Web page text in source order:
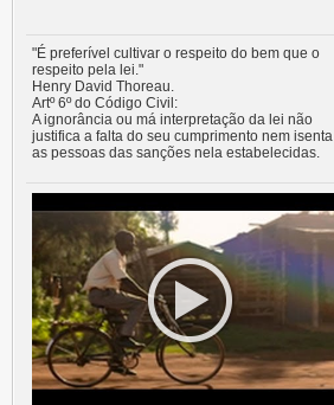
"É preferível cultivar o respeito do bem que o
respeito pela lei."
Henry David Thoreau.
Artº 6º do Código Civil:
A ignorância ou má interpretação da lei não
justifica a falta do seu cumprimento nem isenta
as pessoas das sanções nela estabelecidas.